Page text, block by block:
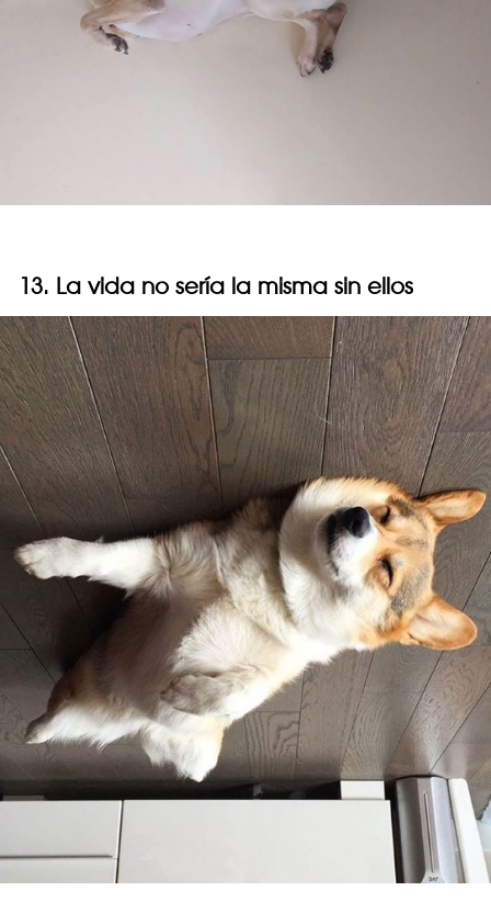
13. La vida no sería la misma sin ellos